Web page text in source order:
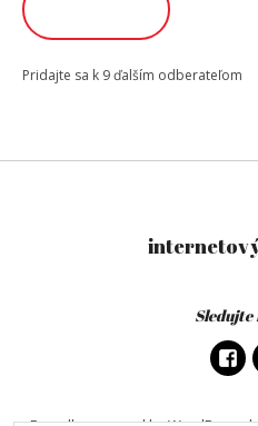
Pridajte sa k 9 ďalším odberateľom
Sledujte